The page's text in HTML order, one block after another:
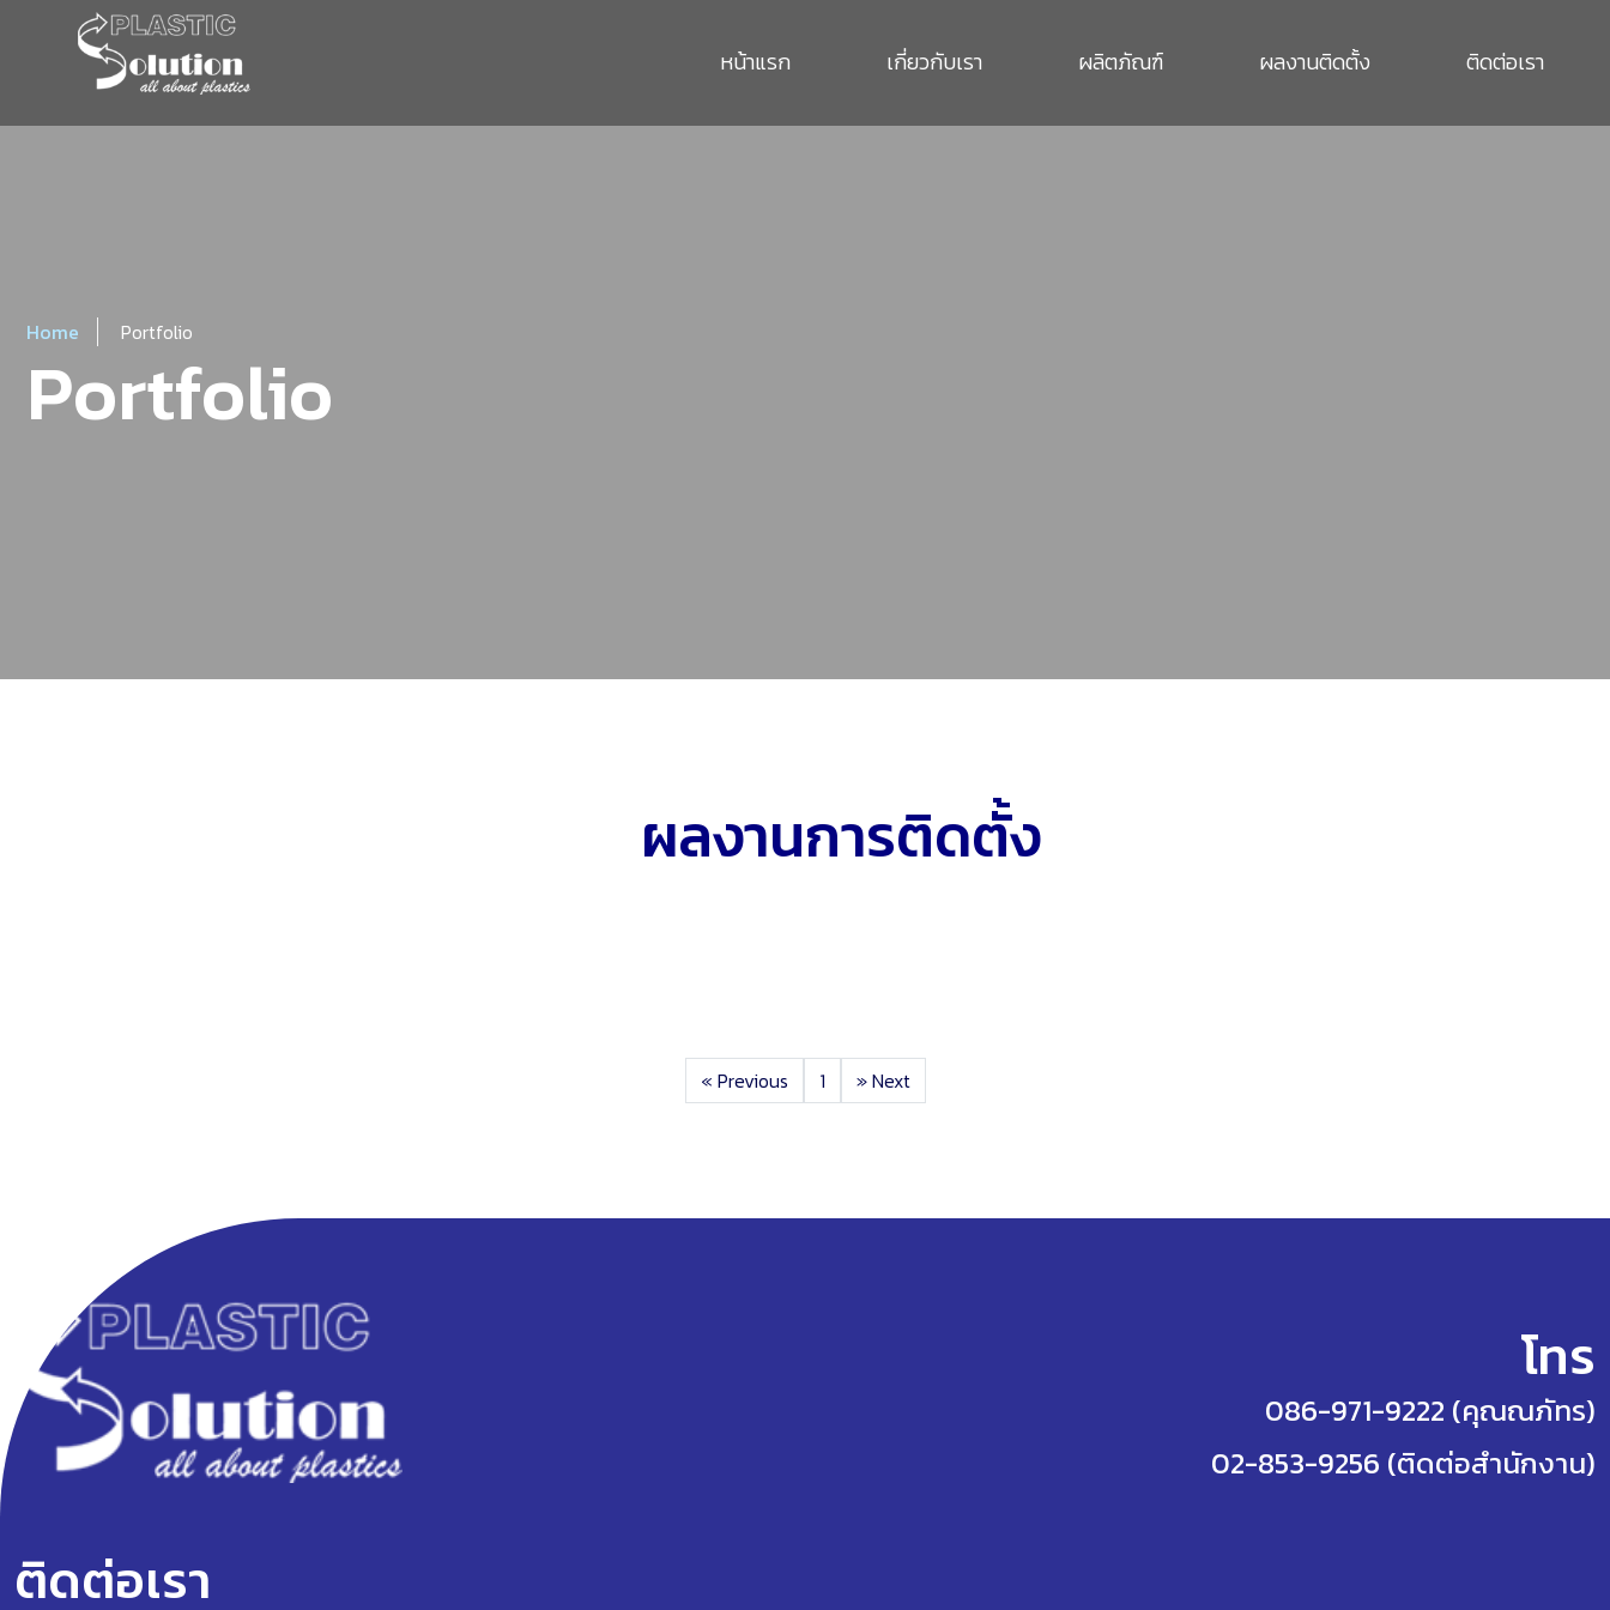
หน้าแรก เกี่ยวกับเรา ผลิตภัณฑ์ ผลงานติดตั้ง ติดต่อเรา
Home Portfolio
Portfolio
ผลงานการติดตั้ง
« Previous 1 »Next
โทร
086-971-9222 (คุณณภัทร)
02-853-9256 (ติดต่อสำนักงาน)
ติดต่อเรา